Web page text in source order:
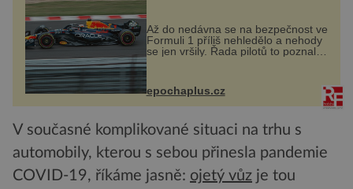
Až do nedávna se na bezpečnost ve
Formuli 1 příliš nehledělo a nehody
se jen vršily. Řada pilotů to poznala
na vlastní kůži, často s trvalými
následky nebo bohužel i ztrátou
života. Dnes nepochopiteln...
epochaplus.cz
V současné komplikované situaci na trhu s
automobily, kterou s sebou přinesla pandemie
COVID-19, říkáme jasně: ojetý vůz je tou